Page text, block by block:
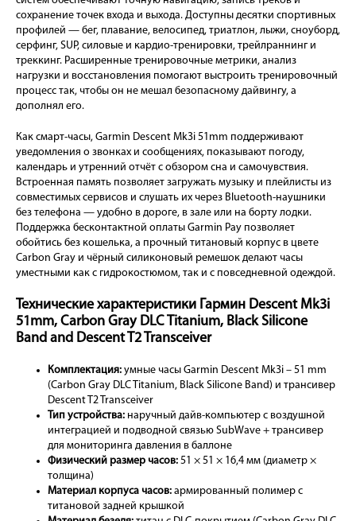
сохранение точек входа и выхода. Доступны десятки спортивных
профилей — бег, плавание, велосипед, триатлон, лыжи, сноуборд,
серфинг, SUP, силовые и кардио-тренировки, трейлраннинг и
треккинг. Расширенные тренировочные метрики, анализ
нагрузки и восстановления помогают выстроить тренировочный
процесс так, чтобы он не мешал безопасному дайвингу, а
дополнял его.
Как смарт-часы, Garmin Descent Mk3i 51mm поддерживают
уведомления о звонках и сообщениях, показывают погоду,
календарь и утренний отчёт с обзором сна и самочувствия.
Встроенная память позволяет загружать музыку и плейлисты из
совместимых сервисов и слушать их через Bluetooth-наушники
без телефона — удобно в дороге, в зале или на борту лодки.
Поддержка бесконтактной оплаты Garmin Pay позволяет
обойтись без кошелька, а прочный титановый корпус в цвете
Carbon Gray и чёрный силиконовый ремешок делают часы
уместными как с гидрокостюмом, так и с повседневной одеждой.
Технические характеристики Гармин Descent Mk3i
51mm, Carbon Gray DLC Titanium, Black Silicone
Band and Descent T2 Transceiver
Комплектация: умные часы Garmin Descent Mk3i – 51 mm
(Carbon Gray DLC Titanium, Black Silicone Band) и трансивер
Descent T2 Transceiver
Тип устройства: наручный дайв-компьютер с воздушной
интеграцией и подводной связью SubWave + трансивер
для мониторинга давления в баллоне
Физический размер часов: 51 × 51 × 16,4 мм (диаметр ×
толщина)
Материал корпуса часов: армированный полимер с
титановой задней крышкой